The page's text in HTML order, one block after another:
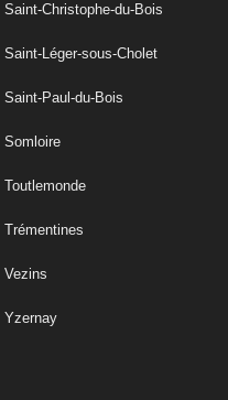
Saint-Christophe-du-Bois
Saint-Léger-sous-Cholet
Saint-Paul-du-Bois
Somloire
Toutlemonde
Trémentines
Vezins
Yzernay